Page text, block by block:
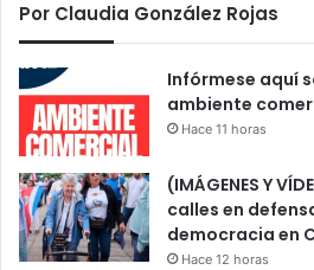
Por Claudia González Rojas
Infórmese aquí
ambiente
Hace 11 horas
(IMÁGENES Y
calles en
democracia en
Hace 12 horas